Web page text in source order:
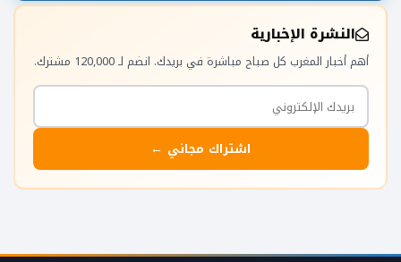
النشرة الإخبارية
أهم أخبار المغرب كل صباح مباشرة في بريدك. انضم لـ 120,000 مشترك.
اشتراك مجاني ←